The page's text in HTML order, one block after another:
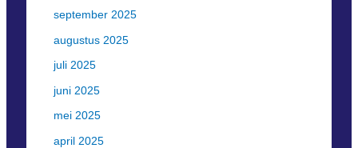
september 2025
augustus 2025
juli 2025
juni 2025
mei 2025
april 2025